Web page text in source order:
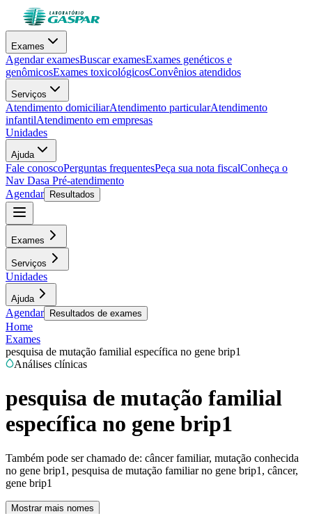
Exames
Agendar examesBuscar examesExames genéticos e
genômicosExames toxicológicosConvênios atendidos
Serviços
Atendimento domiciliarAtendimento particularAtendimento
infantilAtendimento em empresas
Unidades
Ajuda
Fale conoscoPerguntas frequentesPeça sua nota fiscalConheça o
Nav Dasa Pré-atendimento
Agendar
Resultados
Exames
Serviços
Unidades
Ajuda
Agendar Resultados de exames
Home
Exames
pesquisa de mutação familial específica no gene brip1
Análises clínicas
pesquisa de mutação familial
específica no gene brip1
Também pode ser chamado de: câncer familiar, mutação conhecida
no gene brip1, pesquisa de mutação familiar no gene brip1, câncer,
gene brip1
Mostrar mais nomes